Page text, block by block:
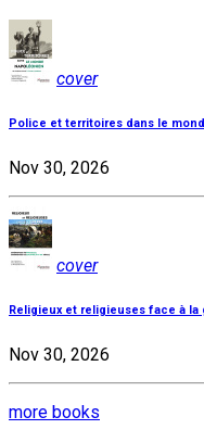
cover
Police et territoires dans le
Nov 30, 2026
cover
Religieux et religieuses face à la
Nov 30, 2026
more books